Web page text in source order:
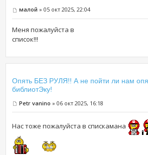
малой » 05 окт 2025, 22:04
Меня пожалуйста в
список!!!
Опять БЕЗ РУЛЯ!! А не пойти ли нам
библиотЭку!
Petr vanino » 06 окт 2025, 16:18
Нас тоже пожалуйста в спискамана